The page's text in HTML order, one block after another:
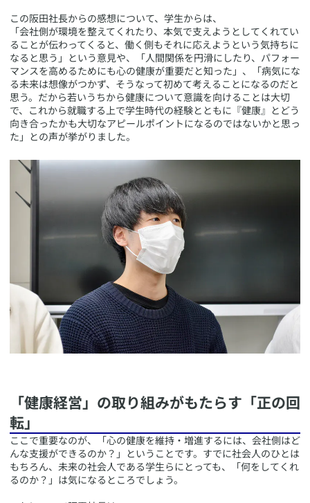
この阪田社長からの感想について、学生からは、
「会社側が環境を整えてくれたり、本気で支えようとしてくれてい
ることが伝わってくると、働く側もそれに応えようという気持ちに
なると思う」という意見や、「人間関係を円滑にしたり、パフォー
マンスを高めるためにも心の健康が重要だと知った」、「病気にな
る未来は想像がつかず、そうなって初めて考えることになるのだと
思う。だから若いうちから健康について意識を向けることは大切
で、これから就職する上で学生時代の経験とともに『健康』とどう
向き合ったかも大切なアピールポイントになるのではないかと思っ
た」との声が挙がりました。
​「健康経営」の取り組みがもたらす「正の回
転」
​ここで重要なのが、「心の健康を維持・増進するには、会社側はど
んな支援ができるのか？」ということです。すでに社会人のひとは
もちろん、未来の社会人である学生らにとっても、「何をしてくれ
るのか？」は気になるところでしょう。